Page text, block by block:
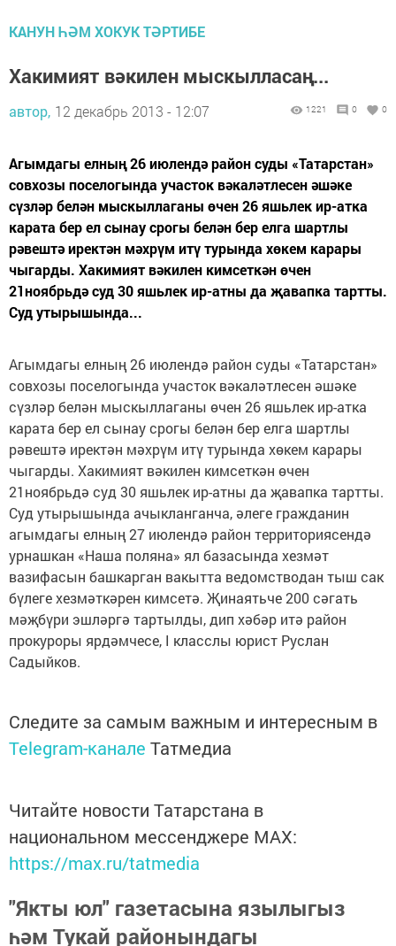
КАНУН ҺӘМ ХОКУК ТӘРТИБЕ
Хакимият вәкилен мыскылласаң...
автор, 12 декабрь 2013 - 12:07 1221 0 0
Агымдагы елның 26 июлендә район суды «Татарстан»
совхозы поселогында участок вәкаләтлесен әшәке
сүзләр белән мыскыллаганы өчен 26 яшьлек ир-атка
карата бер ел сынау срогы белән бер елга шартлы
рәвештә иректән мәхрүм итү турында хөкем карары
чыгарды. Хакимият вәкилен кимсеткән өчен
21ноябрьдә суд 30 яшьлек ир-атны да җавапка тартты.
Суд утырышында...
Агымдагы елның 26 июлендә район суды «Татарстан»
совхозы поселогында участок вәкаләтлесен әшәке
сүзләр белән мыскыллаганы өчен 26 яшьлек ир-атка
карата бер ел сынау срогы белән бер елга шартлы
рәвештә иректән мәхрүм итү турында хөкем карары
чыгарды. Хакимият вәкилен кимсеткән өчен
21ноябрьдә суд 30 яшьлек ир-атны да җавапка тартты.
Суд утырышында ачыкланганча, әлеге гражданин
агымдагы елның 27 июлендә район территориясендә
урнашкан «Наша поляна» ял базасында хезмәт
вазифасын башкарган вакытта ведомстводан тыш сак
бүлеге хезмәткәрен кимсетә. Җинаятьче 200 сәгать
мәҗбүри эшләргә тартылды, дип хәбәр итә район
прокуроры ярдәмчесе, I класслы юрист Руслан
Садыйков.
Следите за самым важным и интересным в
Telegram-канале Татмедиа
Читайте новости Татарстана в
национальном мессенджере MАХ:
https://max.ru/tatmedia
"Якты юл" газетасына язылыгыз
һәм Тукай районындагы